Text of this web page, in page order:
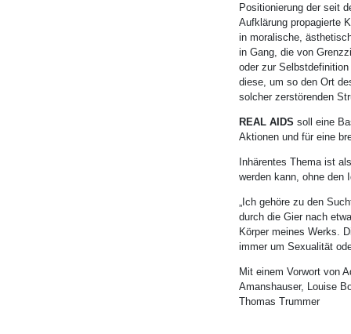
Positionierung der seit
Aufklärung propagierte
in moralische,
in Gang, die von
oder zur
diese, um so den Ort
solcher zerstörenden
REAL AIDS soll eine
Aktionen und für eine
Inhärentes Thema ist
werden kann, ohne den
„Ich gehöre zu den
durch die Gier nach
Körper meines Werks.
immer um Sexualität
Mit einem Vorwort von
Amanshauser, Louise
Thomas Trummer